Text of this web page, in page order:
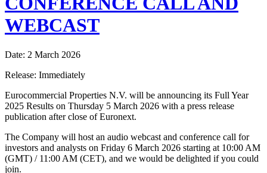
WEBCAST
Date: 2 March 2026
Release: Immediately
Eurocommercial Properties N.V. will be announcing its Full Year
2025 Results on Thursday 5 March 2026 with a press release
publication after close of Euronext.
The Company will host an audio webcast and conference call for
investors and analysts on Friday 6 March 2026 starting at 10:00 AM
(GMT) / 11:00 AM (CET), and we would be delighted if you could
join.